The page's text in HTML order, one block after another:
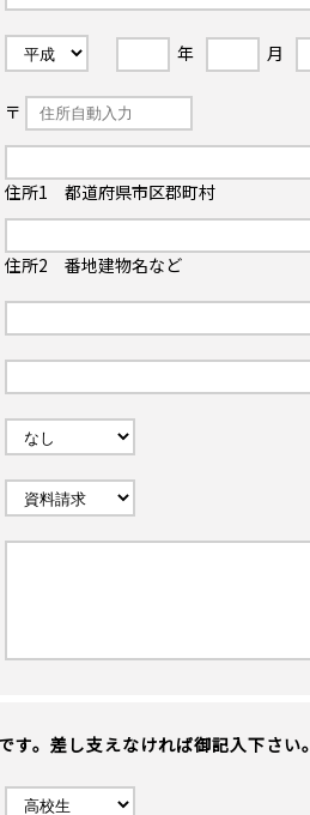
年 月
〒
住所1 都道府県市区郡町村
住所2 番地建物名など
す。差し支えなければ御記入下さい。